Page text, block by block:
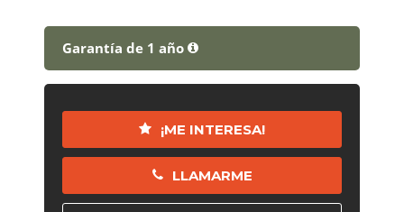
Garantía de 1 año
¡ME INTERESA!
LLAMARME